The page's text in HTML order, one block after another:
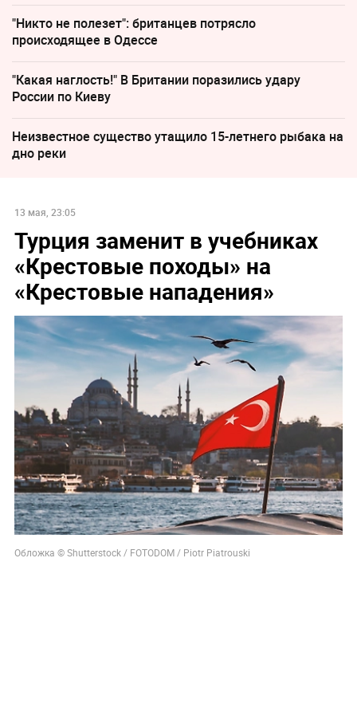
"Никто не полезет": британцев потрясло
происходящее в Одессе
"Какая наглость!" В Британии поразились удару
России по Киеву
Неизвестное существо утащило 15-летнего рыбака на
дно реки
13 мая, 23:05
Турция заменит в учебниках
«Крестовые походы» на
«Крестовые нападения»
Обложка © Shutterstock / FOTODOM / Piotr Piatrouski